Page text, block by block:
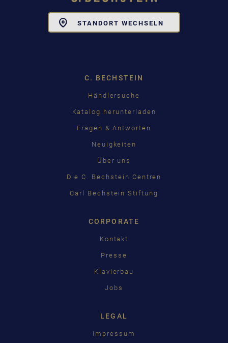
STANDORT WECHSELN
C. BECHSTEIN
Händlersuche
Katalog herunterladen
Fragen & Antworten
Neuigkeiten
Über uns
Die C. Bechstein Centren
Carl Bechstein Stiftung
CORPORATE
Kontakt
Presse
Klavierbau
Jobs
LEGAL
Impressum